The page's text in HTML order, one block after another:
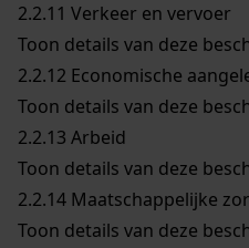
2.2.11 Verkeer en vervoer
Toon details van deze
2.2.12 Economische
Toon details van deze
2.2.13 Arbeid
Toon details van deze
2.2.14 Maatschappelijke
Toon details van deze